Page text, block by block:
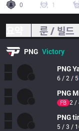
0
1
룬 / 빌드
PNG Victory
PNG
6 / 2 / 5
PNG
FB 2 /
PNG
5 / 3 /